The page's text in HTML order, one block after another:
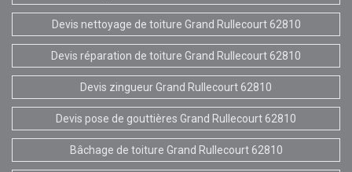
Devis nettoyage de toiture Grand Rullecourt 62810
Devis réparation de toiture Grand Rullecourt 62810
Devis zingueur Grand Rullecourt 62810
Devis pose de gouttières Grand Rullecourt 62810
Bâchage de toiture Grand Rullecourt 62810